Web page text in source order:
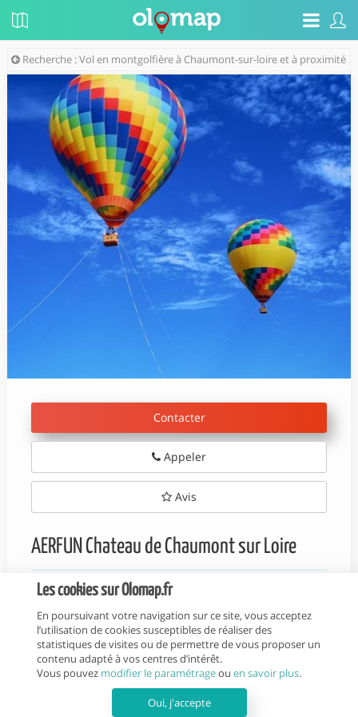
Les cookies sur Olomap.fr
En poursuivant votre navigation sur ce site, vous acceptez
l’utilisation de cookies susceptibles de réaliser des
statistiques de visites ou de permettre de vous proposer un
contenu adapté à vos centres d’intérêt.
Vous pouvez modifier le paramétrageouen savoir plus.
Oui, j'accepte
Recherche : Vol en montgolfière à Chaumont-sur-loire et à proximité
Contacter
Appeler
Avis
AERFUN Chateau de Chaumont sur Loire
936
0
VOL EN MONTGOLFIÈRE
Château de Chaumont-sur-Loire, 41150 Chaumont-
sur-Loire, France
Site internet de l'établissement